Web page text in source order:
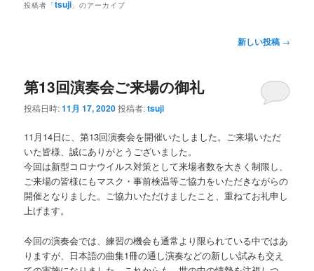
投稿者「tsuji 」のアーカイブ
ビ
ゲ
ー
ョ
ン
新しい投稿 →
第13回演奏会ご来場の御礼
投稿日時:11月 17, 2020投稿者:tsuji
11月14日に、第13回演奏会を開催いたしました。ご来場いただ
いた皆様、誠にありがとうございました。
今回は新型コロナウイルス対策として来場者数を大きく制限し、
ご来場の皆様にもマスク・事前検温等ご協力をいただきながらの
開催となりました。ご協力いただけましたこと、重ねてお礼申し
上げます。
今回の演奏会では、練習の機会も通常より限られている中ではあ
りますが、日本語の曲集1冊の通し演奏などの新しい試みも交え